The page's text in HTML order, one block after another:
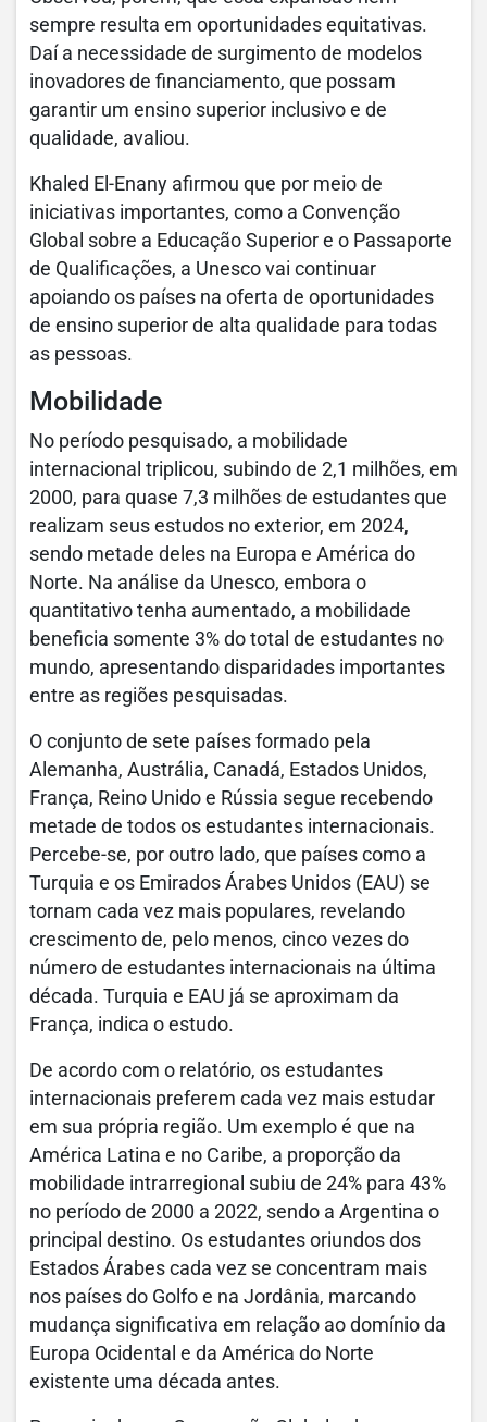
sempre resulta em oportunidades equitativas.
Daí a necessidade de surgimento de modelos
inovadores de financiamento, que possam
garantir um ensino superior inclusivo e de
qualidade, avaliou.
Khaled El-Enany afirmou que por meio de
iniciativas importantes, como a Convenção
Global sobre a Educação Superior e o Passaporte
de Qualificações, a Unesco vai continuar
apoiando os países na oferta de oportunidades
de ensino superior de alta qualidade para todas
as pessoas.
Mobilidade
No período pesquisado, a mobilidade
internacional triplicou, subindo de 2,1 milhões, em
2000, para quase 7,3 milhões de estudantes que
realizam seus estudos no exterior, em 2024,
sendo metade deles na Europa e América do
Norte. Na análise da Unesco, embora o
quantitativo tenha aumentado, a mobilidade
beneficia somente 3% do total de estudantes no
mundo, apresentando disparidades importantes
entre as regiões pesquisadas.
O conjunto de sete países formado pela
Alemanha, Austrália, Canadá, Estados Unidos,
França, Reino Unido e Rússia segue recebendo
metade de todos os estudantes internacionais.
Percebe-se, por outro lado, que países como a
Turquia e os Emirados Árabes Unidos (EAU) se
tornam cada vez mais populares, revelando
crescimento de, pelo menos, cinco vezes do
número de estudantes internacionais na última
década. Turquia e EAU já se aproximam da
França, indica o estudo.
De acordo com o relatório, os estudantes
internacionais preferem cada vez mais estudar
em sua própria região. Um exemplo é que na
América Latina e no Caribe, a proporção da
mobilidade intrarregional subiu de 24% para 43%
no período de 2000 a 2022, sendo a Argentina o
principal destino. Os estudantes oriundos dos
Estados Árabes cada vez se concentram mais
nos países do Golfo e na Jordânia, marcando
mudança significativa em relação ao domínio da
Europa Ocidental e da América do Norte
existente uma década antes.